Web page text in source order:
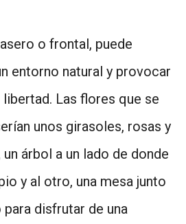
o frontal, puede
entorno natural y provocar
Las flores que se
unos girasoles, rosas y
árbol a un lado de donde
y al otro, una mesa junto
disfrutar de una